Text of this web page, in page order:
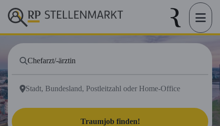
Traumjob finden!